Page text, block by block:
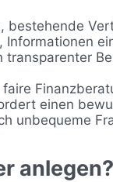
bestehende
Informationen
transparenter
faire
einen
unbequeme
anlegen?